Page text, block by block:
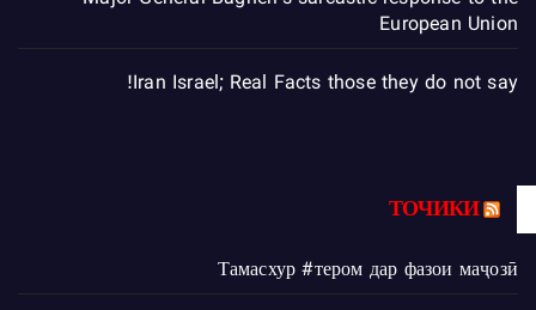
European Union
Iran Israel; Real Facts those they do not say!
ТОЧИКИ
Тамасхур #тером дар фазои маҷозӣ